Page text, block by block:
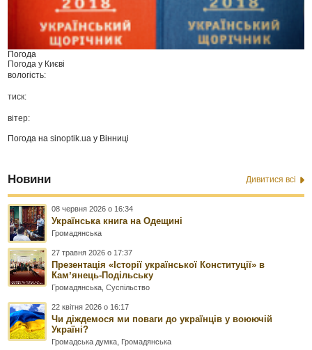
Погода
Погода у Києві
вологість:
тиск:
вітер:
Погода наsinoptik.ua у Вінниці
Новини Дивитися всі
08 червня 2026 о 16:34
Українська книга на Одещині
Громадянська
27 травня 2026 о 17:37
Презентація «Історії української Конституції» в
Камʼянець-Подільську
Громадянська ,Суспільство
22 квітня 2026 о 16:17
Чи діждемося ми поваги до українців у воюючій
Україні?
Громадська думка Громадянська